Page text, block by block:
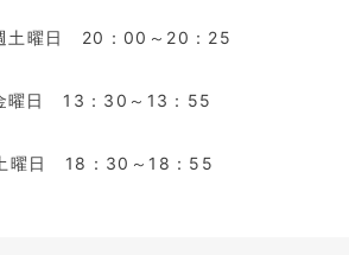
日 20：00～20：25
曜日 13：30～13：55
曜日 18：30～18：55